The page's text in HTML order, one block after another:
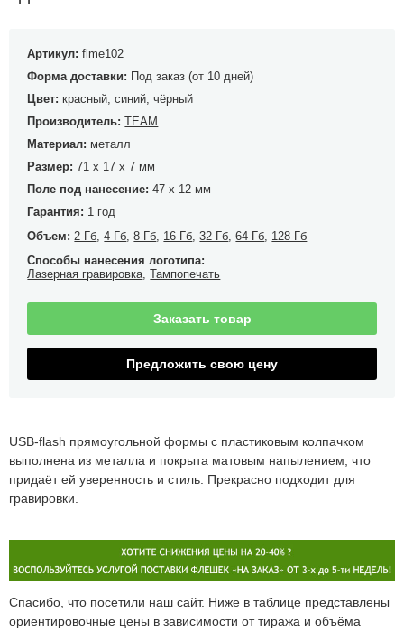
Артикул:flme102
Форма доставки: Под заказ (от 10 дней)
Цвет:красный, синий, чёрный
Производитель:TEAM
Материал: металл
Размер:71 x 17 x 7 мм
Поле под нанесение:47 x 12 мм
Гарантия: 1 год
Объем: 2 Гб ,4 Гб ,8 Гб 16 Гб ,32 Гб ,64 Гб 128 Гб
Способы нанесения логотипа:
Лазерная гравировка ,Тампопечать
Заказать товар
Предложить свою цену
USB-flash прямоугольной формы с пластиковым колпачком
выполнена из металла и покрыта матовым напылением, что
придаёт ей уверенность и стиль. Прекрасно подходит для
гравировки.
Спасибо, что посетили наш сайт. Ниже в таблице представлены
ориентировочные цены в зависимости от тиража и объёма